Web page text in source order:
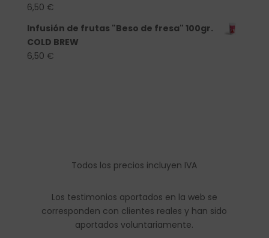
6,50 €
Infusión de frutas "Beso de fresa" 100gr.
COLD BREW
6,50 €
Todos los precios incluyen IVA
Los testimonios aportados en la web se
corresponden con clientes reales y han sido
aportados voluntariamente.